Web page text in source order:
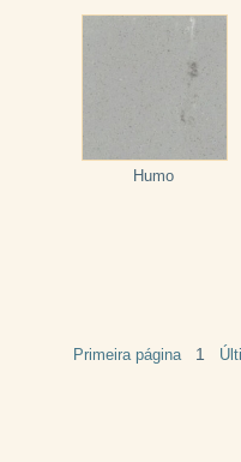
Humo
Primeira página 1